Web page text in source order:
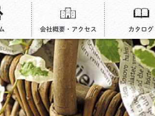
会社概要・アクセス カタログ